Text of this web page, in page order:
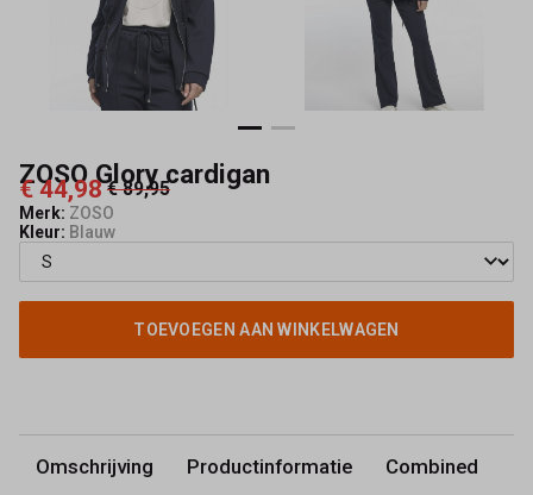
ZOSO Glory cardigan
€ 44,98 € 89,95
Merk: ZOSO
Kleur: Blauw
TOEVOEGEN AAN WINKELWAGEN
Omschrijving Productinformatie Combined